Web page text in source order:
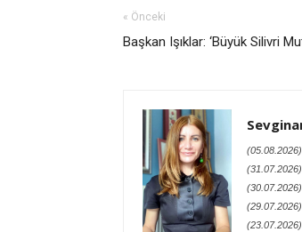
« Önceki
Başkan Işıklar: ‘Büyük Silivri